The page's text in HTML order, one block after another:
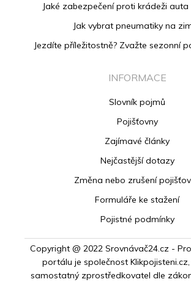
Jaké zabezpečení proti krádeži auta
Jak vybrat pneumatiky na
Jezdíte příležitostně? Zvažte sezonní
INFORMACE
Slovník pojmů
Pojišťovny
Zajímavé články
Nejčastější dotazy
Změna nebo zrušení
Formuláře ke stažení
Pojistné podmínky
Copyright @ 2022 Srovnávač24.cz -
portálu je společnost Klikpojisteni.cz,
samostatný zprostředkovatel dle